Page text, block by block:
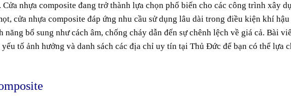
. Cửa nhựa composite đang trở thành lựa chọn phổ biến cho các công trình xây
cửa nhựa composite đáp ứng nhu cầu sử dụng lâu dài trong điều kiện khí
năng bổ sung như cách âm, chống cháy dẫn đến sự chênh lệch về giá cả. Bài
yếu tố ảnh hưởng và danh sách các địa chỉ uy tín tại Thủ Đức để bạn có thể lựa